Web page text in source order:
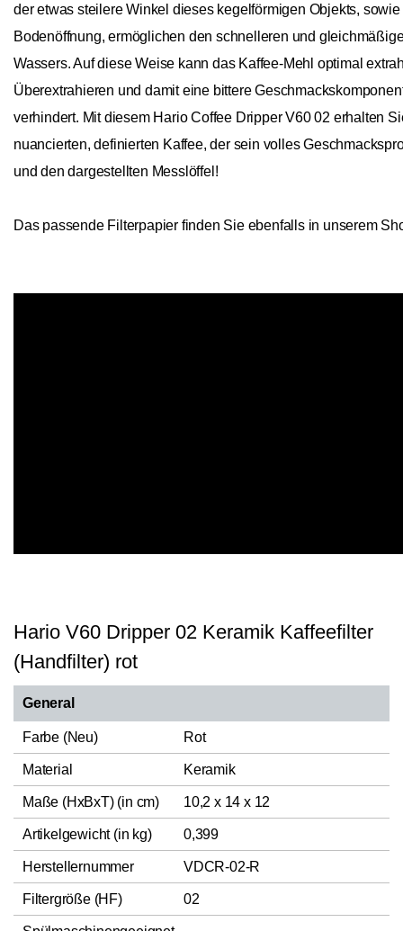
der etwas steilere Winkel dieses kegelförmigen Objekts,
Bodenöffnung, ermöglichen den schnelleren und
Wassers. Auf diese Weise kann das Kaffee-Mehl optimal
Überextrahieren und damit eine bittere
verhindert. Mit diesem Hario Coffee Dripper V60 02 erhalten
nuancierten, definierten Kaffee, der sein volles
und den dargestellten Messlöffel!
Das passende Filterpapier finden Sie ebenfalls in unserem
Hario V60 Dripper 02 Keramik Kaffeefilter
(Handfilter) rot
General
Farbe (Neu) Rot
Material Keramik
Maße (HxBxT) (in cm) 10,2 x 14 x 12
Artikelgewicht (in kg) 0,399
Herstellernummer VDCR-02-R
Filtergröße (HF) 02